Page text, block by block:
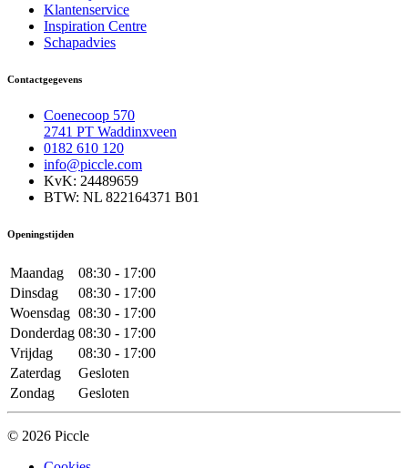
Klantenservice
Inspiration Centre
Schapadvies
Contactgegevens
Coenecoop 570
2741 PT Waddinxveen
0182 610 120
info@piccle.com
KvK: 24489659
BTW: NL 822164371 B01
Openingstijden
Maandag
08:30 - 17:00
Dinsdag
08:30 - 17:00
Woensdag 08:30 - 17:00
Donderdag 08:30 - 17:00
Vrijdag
08:30 - 17:00
Zaterdag
Gesloten
Zondag
Gesloten
© 2026 Piccle